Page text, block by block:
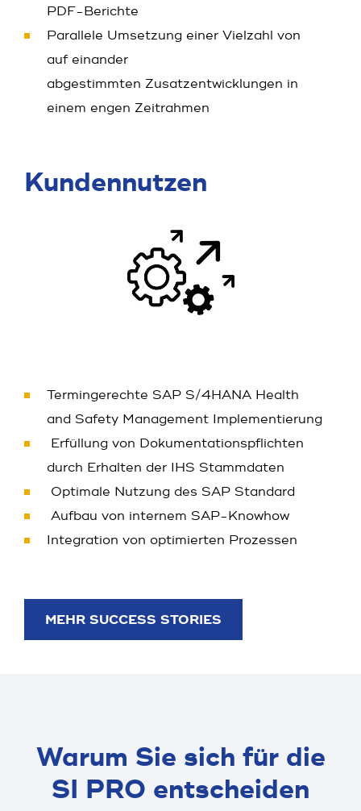
PDF-Berichte
Parallele Umsetzung einer Vielzahl von
auf einander
abgestimmten Zusatzentwicklungen in
einem engen Zeitrahmen
Kundennutzen
Termingerechte SAP S/4HANA Health
and Safety Management Implementierung
Erfüllung von Dokumentationspflichten
durch Erhalten der IHS Stammdaten
Optimale Nutzung des SAP Standard
Aufbau von internem SAP-Knowhow
Integration von optimierten Prozessen
MEHR SUCCESS STORIES
Warum Sie sich für die
SI PRO entscheiden